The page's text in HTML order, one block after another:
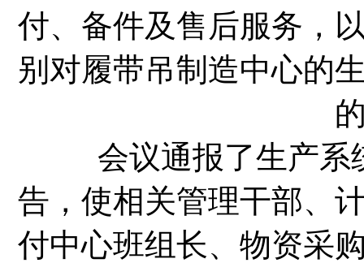
付、备件及售后服务，
别对履带吊制造中心的
会议通报了生产系
告，使相关管理干部、
付中心班组长、物资采